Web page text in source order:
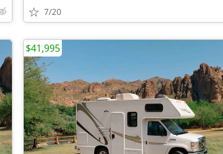
7/20
$41,995